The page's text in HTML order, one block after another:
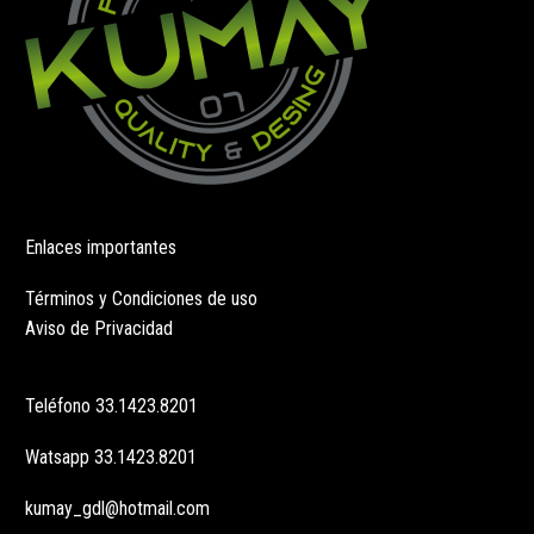
producto
Enlaces importantes
Términos y Condiciones de uso
Aviso de Privacidad
Teléfono 33.1423.8201
Watsapp 33.1423.8201
kumay_gdl@hotmail.com